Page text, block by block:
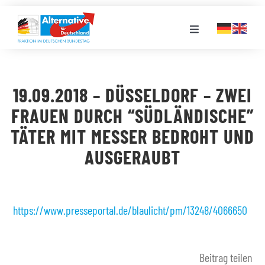
Inhalt
springen
Toggle
LANDESGRUPPEN
VERANSTALTUNGEN
19.09.2018 – DÜSSELDORF – ZWEI
FRAUEN DURCH “SÜDLÄNDISCHE”
TÄTER MIT MESSER BEDROHT UND
AUSGERAUBT
https://www.presseportal.de/blaulicht/pm/13248/4066650
Beitrag teilen